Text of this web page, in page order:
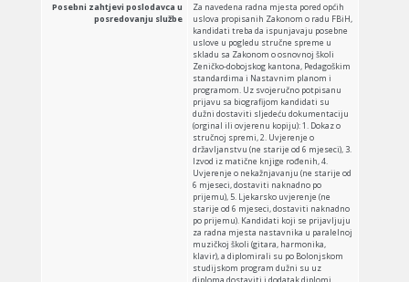
Posebni zahtjevi poslodavca u
posredovanju službe
Za navedena radna mjesta pored općih
uslova propisanih Zakonom o radu FBiH,
kandidati treba da ispunjavaju posebne
uslove u pogledu stručne spreme u
skladu sa Zakonom o osnovnoj školi
Zeničko-dobojskog kantona, Pedagoškim
standardima i Nastavnim planom i
programom. Uz svojeručno potpisanu
prijavu sa biografijom kandidati su
dužni dostaviti sljedeću dokumentaciju
(orginal ili ovjerenu kopiju): 1. Dokaz o
stručnoj spremi, 2. Uvjerenje o
državljanstvu (ne starije od 6 mjeseci), 3.
Izvod iz matične knjige rođenih, 4.
Uvjerenje o nekažnjavanju (ne starije od
6 mjeseci, dostaviti naknadno po
prijemu), 5. Ljekarsko uvjerenje (ne
starije od 6 mjeseci, dostaviti naknadno
po prijemu). Kandidati koji se prijavljuju
za radna mjesta nastavnika u paralelnoj
muzičkoj školi (gitara, harmonika,
klavir), a diplomirali su po Bolonjskom
studijskom program dužni su uz